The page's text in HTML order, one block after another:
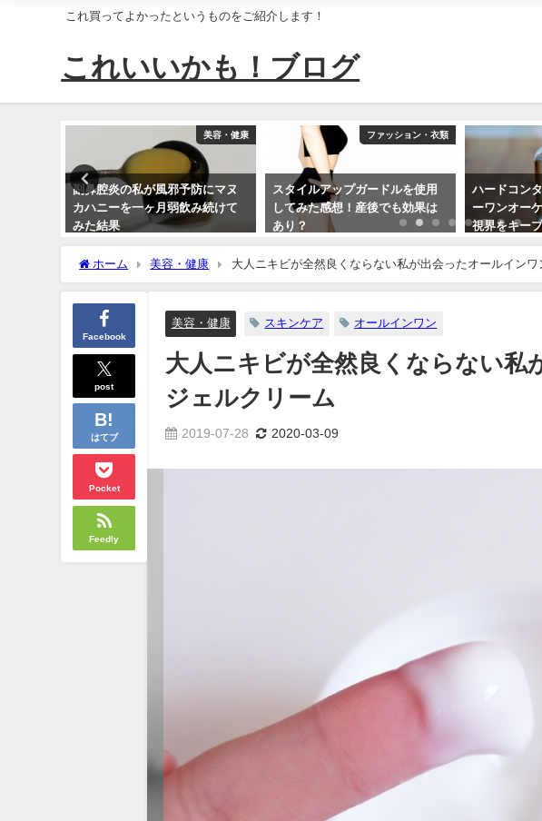
これ買ってよかったというものをご紹介します！
これいいかも！ブログ
美容・健康
副鼻腔炎の私が風邪予防にマヌ
カハニーを一ヶ月弱飲み続けて
みた結果
ファッション・衣類
スタイルアップガードルを使用
してみた感想！産後でも効果は
あり？
ハードコン
ーワンオー
視界をキー
ホーム 美容・健康 大人ニキビが全然良くならない私が出会ったオールインワ
Facebook
post
はてブ
Pocket
Feedly
美容・健康 スキンケア オールインワン
大人ニキビが全然良くならない私
ジェルクリーム
2019-07-28 2020-03-09